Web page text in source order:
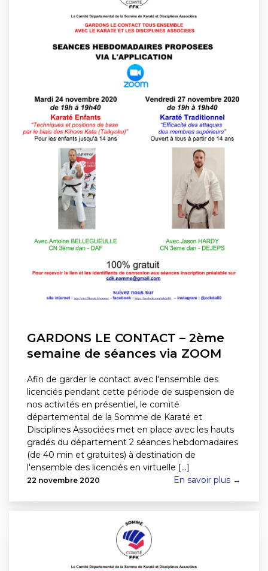
GARDONS LE CONTACT – 2ème
semaine de séances via ZOOM
Afin de garder le contact avec l'ensemble des
licenciés pendant cette période de suspension de
nos activités en présentiel, le comité
départemental de la Somme de Karaté et
Disciplines Associées met en place avec les hauts
gradés du département 2 séances hebdomadaires
(de 40 min et gratuites) à destination de
l'ensemble des licenciés en virtuelle [...]
22 novembre 2020 En savoir plus →